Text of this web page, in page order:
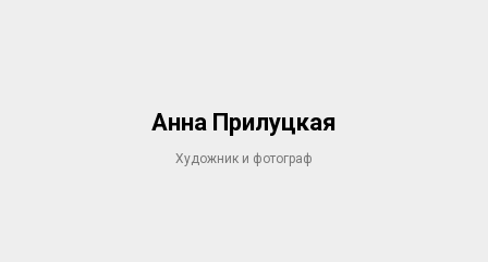
Анна Прилуцкая
Художник и фотограф